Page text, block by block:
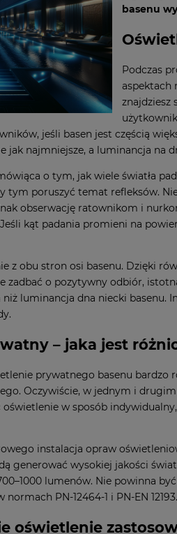
basenu
Podczas
aspektach
znajdziesz
jeśli basen jest częścią
jak najmniejsze, a luminancja na
o tym, jak wiele światła
tym poruszyć temat refleksów.
obserwację ratownikom i
kąt padania promieni na
z obu stron osi basenu. Dzięki
zadbać o pozytywny odbiór,
luminancja dna niecki basenu.
– jaka jest
prywatnego basenu bardzo
Oczywiście, w jednym i
w sposób
instalacja opraw
generować wysokiej jakości
lumenów. Nie powinna
PN-12464-1 i PN-EN 12193.
oświetlenie